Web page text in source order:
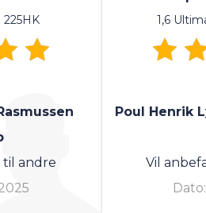
225HK
til andre
1,6
Poul Henrik
Vil
Dato: